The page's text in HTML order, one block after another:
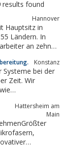
results found
Hannover
Hauptsitz in
an zehn
Konstanz
Systeme bei der
Zeit. Wir
Einordnung von
Hattersheim am
Main